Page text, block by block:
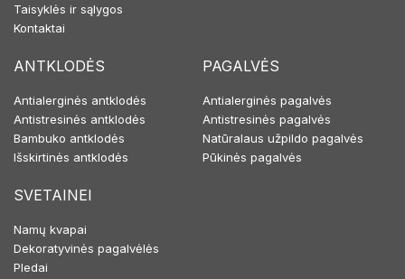
Taisyklės ir sąlygos
Kontaktai
ANTKLODĖS
Antialerginės antklodės
Antistresinės antklodės
Bambuko antklodės
Išskirtinės antklodės
PAGALVĖS
Antialerginės pagalvės
Antistresinės pagalvės
Natūralaus užpildo pagalvės
Pūkinės pagalvės
SVETAINEI
Namų kvapai
Dekoratyvinės pagalvėlės
Pledai